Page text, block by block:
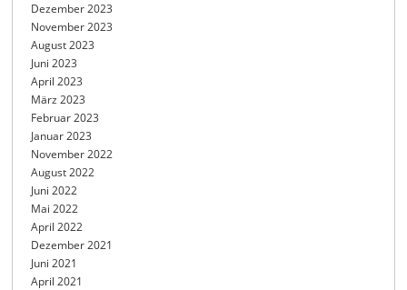
Dezember 2023
November 2023
August 2023
Juni 2023
April 2023
März 2023
Februar 2023
Januar 2023
November 2022
August 2022
Juni 2022
Mai 2022
April 2022
Dezember 2021
Juni 2021
April 2021